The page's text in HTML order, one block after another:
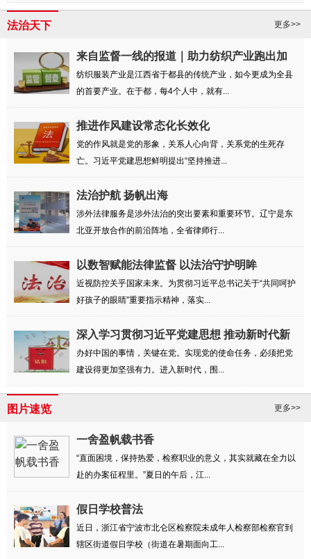
法治天下 更多>>
来自监督一线的报道｜助力纺织产业跑出加
速度
纺织服装产业是江西省于都县的传统产业，如今更成为全县
的首要产业。在于都，每4个人中，就有...
推进作风建设常态化长效化
党的作风就是党的形象，关系人心向背，关系党的生死存
亡。习近平党建思想鲜明提出“坚持推进...
法治护航 扬帆出海
涉外法律服务是涉外法治的突出要素和重要环节。辽宁是东
北亚开放合作的前沿阵地，全省律师行...
以数智赋能法律监督 以法治守护明眸
近视防控关乎国家未来。为贯彻习近平总书记关于“共同呵护
好孩子的眼睛”重要指示精神，落实...
深入学习贯彻习近平党建思想 推动新时代新
征...
办好中国的事情，关键在党。实现党的使命任务，必须把党
建设得更加坚强有力。进入新时代，围...
图片速览 更多>>
一舍盈帆载书香
“直面困境，保持热爱，检察职业的意义，其实就藏在全力以
赴的办案征程里。”夏日的午后，江...
假日学校普法
近日，浙江省宁波市北仑区检察院未成年人检察部检察官到
辖区街道假日学校（街道在暑期面向工...